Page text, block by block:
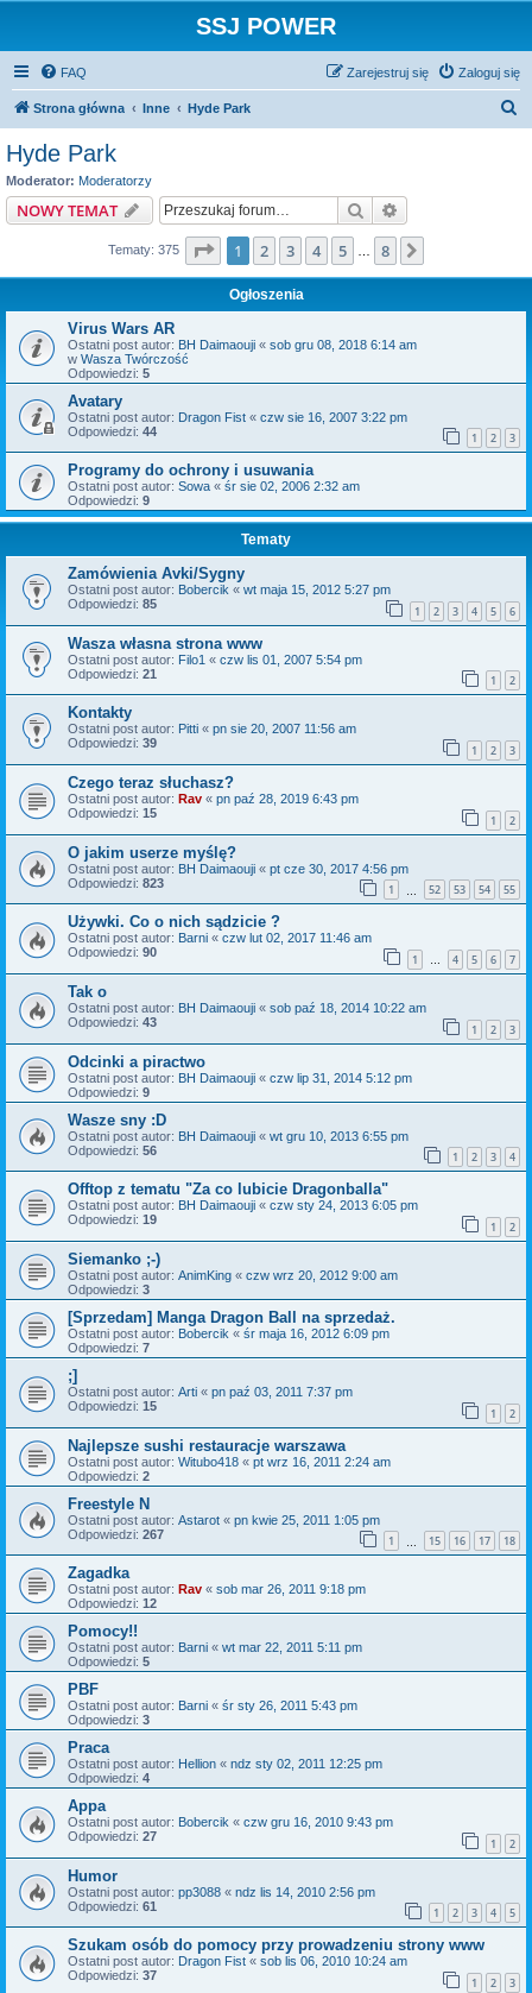
SSJ POWER
FAQ Zaloguj się
Zarejestruj się
Strona główna Inne Hyde Park
Hyde Park
Moderator: Moderatorzy
NOWY TEMAT Szukaj
Tematy: 375 Strona z8
1 2 3 4 5 8
Ogłoszenia
Virus Wars AR
Ostatni post autor: BH Daimaouji « sob gru 08, 2018 6:14 am
w Wasza Twórczość
Odpowiedzi: 5
Avatary
Ostatni post autor: Dragon Fist « czw sie 16, 2007 3:22 pm
Odpowiedzi: 44 1 2 3
Programy do ochrony i usuwania
Ostatni post autor: Sowa « śr sie 02, 2006 2:32 am
Odpowiedzi: 9
Tematy
Zamówienia Avki/Sygny
Ostatni post autor: Bobercik « wt maja 15, 2012 5:27 pm
Odpowiedzi: 85 1 2 3 4 5 6
Wasza własna strona www
Ostatni post autor: Filo1 « czw lis 01, 2007 5:54 pm
Odpowiedzi: 21 1 2
Kontakty
Ostatni post autor: Pitti « pn sie 20, 2007 11:56 am
Odpowiedzi: 39 1 2 3
Czego teraz słuchasz?
Ostatni post autor: Rav « pn paź 28, 2019 6:43 pm
Odpowiedzi: 15 1 2
O jakim userze myślę?
Ostatni post autor: BH Daimaouji « pt cze 30, 2017 4:56 pm
Odpowiedzi: 823 1 52 53 54 55
Używki. Co o nich sądzicie ?
Ostatni post autor: Barni « czw lut 02, 2017 11:46 am
Odpowiedzi: 90 1 … 4 5 6 7
Tak o
Ostatni post autor: BH Daimaouji « sob paź 18, 2014 10:22 am
Odpowiedzi: 43 1 2 3
Odcinki a piractwo
Ostatni post autor: BH Daimaouji « czw lip 31, 2014 5:12 pm
Odpowiedzi: 9
Wasze sny :D
Ostatni post autor: BH Daimaouji « wt gru 10, 2013 6:55 pm
Odpowiedzi: 56 1 2 3 4
Offtop z tematu "Za co lubicie Dragonballa"
Ostatni post autor: BH Daimaouji « czw sty 24, 2013 6:05 pm
Odpowiedzi: 19 1 2
Siemanko ;-)
Ostatni post autor: AnimKing « czw wrz 20, 2012 9:00 am
Odpowiedzi: 3
[Sprzedam] Manga Dragon Ball na sprzedaż.
Ostatni post autor: Bobercik « śr maja 16, 2012 6:09 pm
Odpowiedzi: 7
;]
Ostatni post autor: Arti « pn paź 03, 2011 7:37 pm
Odpowiedzi: 15 1 2
Najlepsze sushi restauracje warszawa
Ostatni post autor: Witubo418 « pt wrz 16, 2011 2:24 am
Odpowiedzi: 2
Freestyle N
Ostatni post autor: Astarot « pn kwie 25, 2011 1:05 pm
Odpowiedzi: 267 1 15 16 17 18
Zagadka
Ostatni post autor: Rav « sob mar 26, 2011 9:18 pm
Odpowiedzi: 12
Pomocy!!
Ostatni post autor: Barni « wt mar 22, 2011 5:11 pm
Odpowiedzi: 5
PBF
Ostatni post autor: Barni « śr sty 26, 2011 5:43 pm
Odpowiedzi: 3
Praca
Ostatni post autor: Hellion « ndz sty 02, 2011 12:25 pm
Odpowiedzi: 4
Appa
Ostatni post autor: Bobercik « czw gru 16, 2010 9:43 pm
Odpowiedzi: 27 1 2
Humor
Ostatni post autor: pp3088 « ndz lis 14, 2010 2:56 pm
Odpowiedzi: 61 1 2 3 4 5
Szukam osób do pomocy przy prowadzeniu strony www
Ostatni post autor: Dragon Fist « sob lis 06, 2010 10:24 am
Odpowiedzi: 37 1 2 3